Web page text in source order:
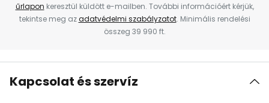
űrlapon keresztül küldött e-mailben. További információért kérjük,
tekintse meg azadatvédelmi szabályzatot. Minimális rendelési
összeg 39 990 ft.
Kapcsolat és szervíz